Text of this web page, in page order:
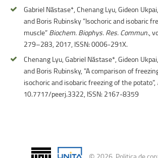
Gabriel Năstase*, Chenang Lyu, Gideon
and Boris Rubinsky ”Isochoric and isobaric
muscle”Biochem. Biophys. Res. Commun.,
279–283, 2017, ISSN: 0006-291X.
Chenang Lyu, Gabriel Năstase*, Gideon
and Boris Rubinsky, ”A comparison of
isochoric and isobaric freezing of the potato”,
10.7717/peerj.3322, ISSN: 2167-8359
© 2026 Politica de